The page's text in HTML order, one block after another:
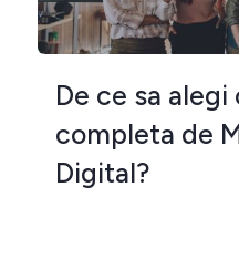
De ce sa
completa de
Digital?